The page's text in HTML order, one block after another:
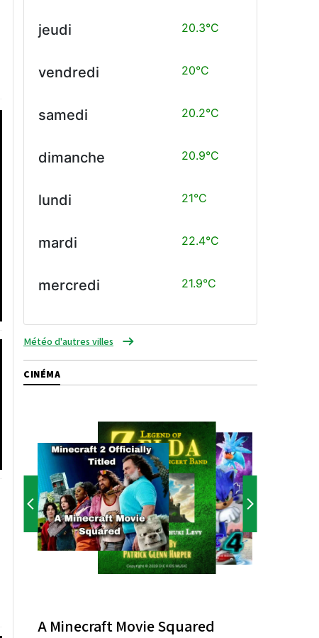
jeudi 20.3°C
vendredi 20°C
samedi 20.2°C
dimanche 20.9°C
lundi 21°C
mardi 22.4°C
mercredi 21.9°C
Météo d'autres villes
CINÉMA
A Minecraft Movie Squared